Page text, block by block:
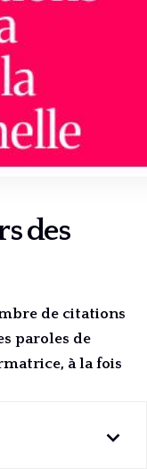
des
de citations
paroles de
à la fois